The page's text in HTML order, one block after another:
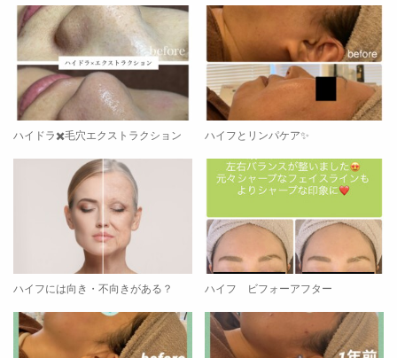
ハイドラ✖️毛穴エクストラクション ハイフとリンパケア✨
ハイフには向き・不向きがある？ ハイフ ビフォーアフター